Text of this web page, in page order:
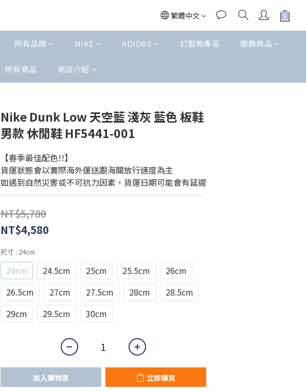
繁體中文
所有品牌 NIKE ADIDAS 訂製款專區 服飾商品
所有商品 商店介紹
Nike Dunk Low 天空藍 淺灰 藍色 板鞋
男款 休閒鞋 HF5441-001
【春季最佳配色!!】
貨運狀態會以實際海外運送跟海關放行速度為主
如遇到自然災害或不可抗力因素，貨運日期可能會有延遲
NT$5,780
NT$4,580
尺寸 : 24cm
24cm 24.5cm 25cm 25.5cm
26cm
26.5cm
27cm 27.5cm 28cm
28.5cm
29cm
29.5cm 30cm
加入購物車 立即購買